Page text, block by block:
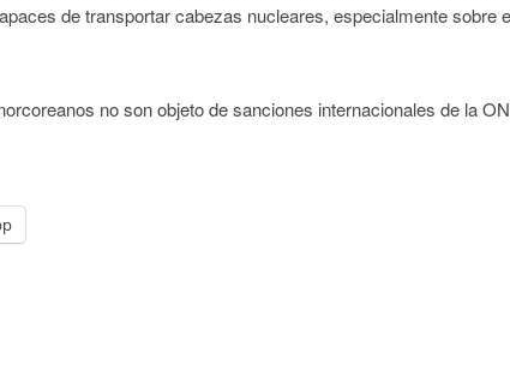
de transportar cabezas nucleares, especialmente sobre
no son objeto de sanciones internacionales de la